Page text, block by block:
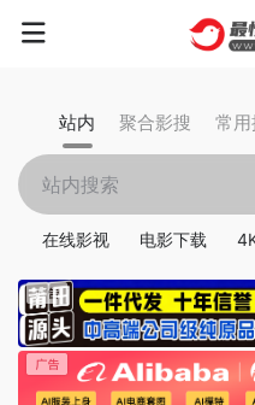
站内 聚合影搜 常
在线影视 电影下载